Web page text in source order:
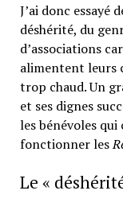
J’ai donc essayé
déshérité, du
d’associations
alimentent leurs
trop chaud. Un
et ses dignes
les bénévoles
fonctionner les
Le «